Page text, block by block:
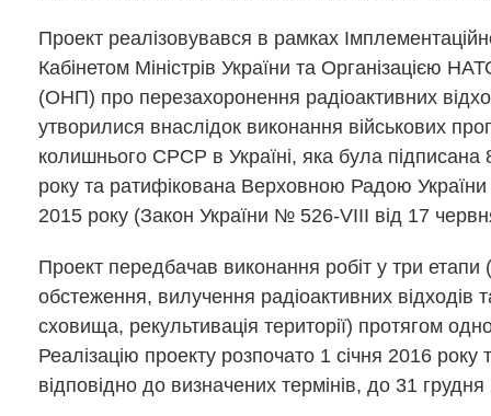
Проект реалізовувався в рамках
Кабінетом Міністрів України та Організацією
(ОНП) про перезахоронення радіоактивних
утворилися внаслідок виконання військових
колишнього СРСР в Україні, яка була підписана
року та ратифікована Верховною Радою
2015 року (Закон України № 526-VIII від 17
Проект передбачав виконання робіт у три етапи
обстеження, вилучення радіоактивних відходів
сховища, рекультивація території) протягом
Реалізацію проекту розпочато 1 січня 2016
відповідно до визначених термінів, до 31